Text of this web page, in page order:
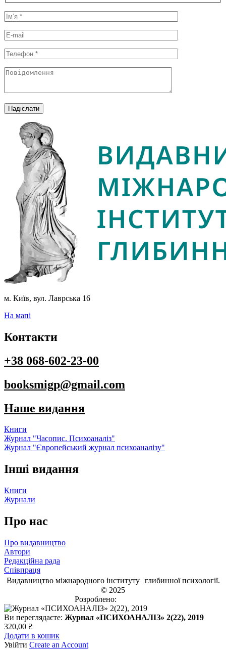
Надіслати
м. Київ, вул. Лаврська 16
На мапі
Контакти
+38 068-602-23-00
booksmigp@gmail.com
Наше видання
Книги
Журнал "Часопис. Психоаналіз"
Журнал "Європейський журнал психоаналізу"
Інші видання
Книги
Журнали
Про нас
Про видавництво
Автори
Редакційна рада
Співпраця
Видавництво міжнародного інституту глибинної психології.
© 2025
Розроблено:
Ви переглядаєте: Журнал «ПСИХОАНАЛІЗ» 2(22), 2019
320,00 ₴
Додати в кошик
Увійти Create an Account